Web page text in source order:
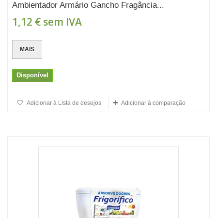
Ambientador Armário Gancho Fragância...
1,12 € sem IVA
MAIS
Disponível
Adicionar à Lista de desejos Adicionar à comparação